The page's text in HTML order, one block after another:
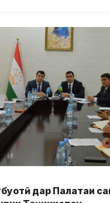
дар Палатаи